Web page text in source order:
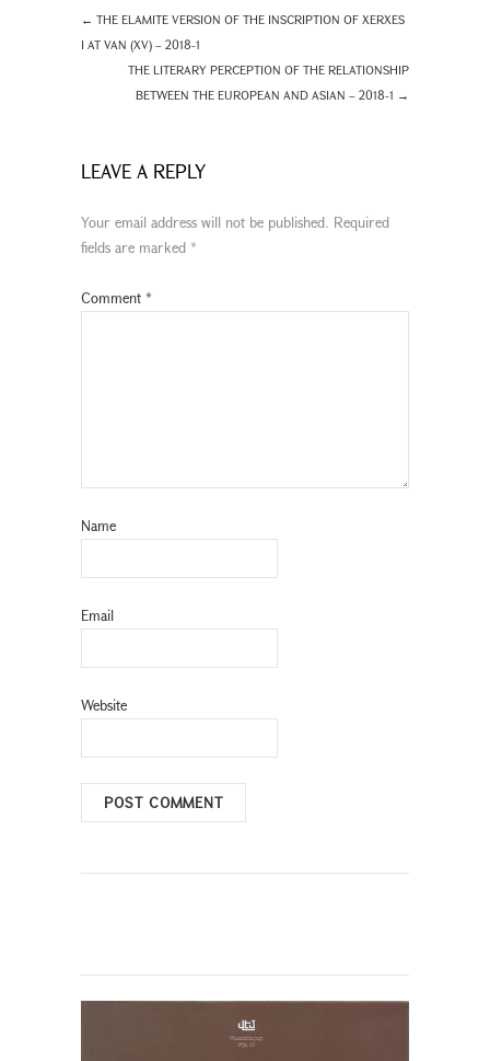
← THE ELAMITE VERSION OF THE INSCRIPTION OF XERXES
I AT VAN (XV) – 2018-1
THE LITERARY PERCEPTION OF THE RELATIONSHIP
BETWEEN THE EUROPEAN AND ASIAN – 2018-1 →
LEAVE A REPLY
Your email address will not be published. Required
fields are marked *
Comment *
Name
Email
Website